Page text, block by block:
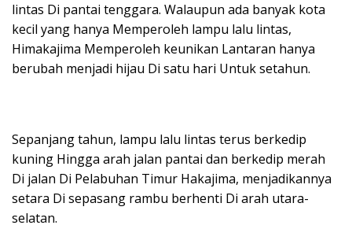
lintas Di pantai tenggara. Walaupun ada banyak kota
kecil yang hanya Memperoleh lampu lalu lintas,
Himakajima Memperoleh keunikan Lantaran hanya
berubah menjadi hijau Di satu hari Untuk setahun.
Sepanjang tahun, lampu lalu lintas terus berkedip
kuning Hingga arah jalan pantai dan berkedip merah
Di jalan Di Pelabuhan Timur Hakajima, menjadikannya
setara Di sepasang rambu berhenti Di arah utara-
selatan.